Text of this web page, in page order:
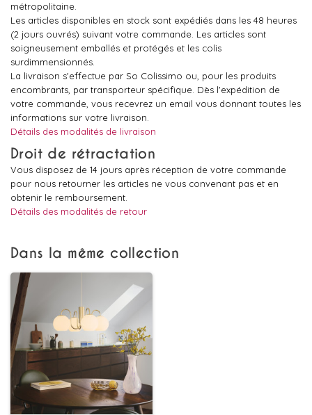
métropolitaine.
Les articles disponibles en stock sont expédiés dans les 48 heures
(2 jours ouvrés) suivant votre commande. Les articles sont
soigneusement emballés et protégés et les colis
surdimmensionnés.
La livraison s'effectue par So Colissimo ou, pour les produits
encombrants, par transporteur spécifique. Dès l'expédition de
votre commande, vous recevrez un email vous donnant toutes les
informations sur votre livraison.
Détails des modalités de livraison
Droit de rétractation
Vous disposez de 14 jours après réception de votre commande
pour nous retourner les articles ne vous convenant pas et en
obtenir le remboursement.
Détails des modalités de retour
Dans la même collection